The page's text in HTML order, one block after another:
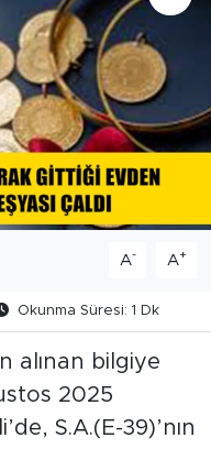
A- A+
Okunma Süresi: 1 Dk
alınan bilgiye
2025
S.A.(E-39)’nın